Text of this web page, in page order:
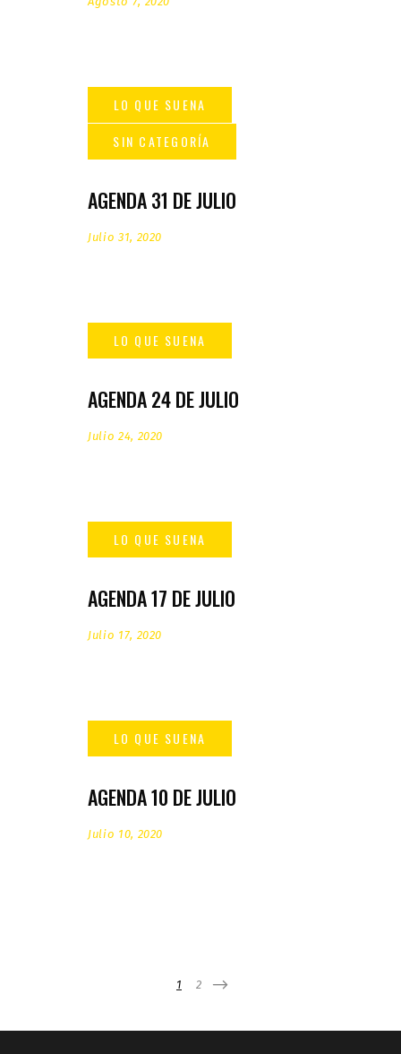
AGENDA 31 DE JULIO
Julio 31, 2020
AGENDA 24 DE JULIO
Julio 24, 2020
AGENDA 17 DE JULIO
Julio 17, 2020
AGENDA 10 DE JULIO
Julio 10, 2020
1 2